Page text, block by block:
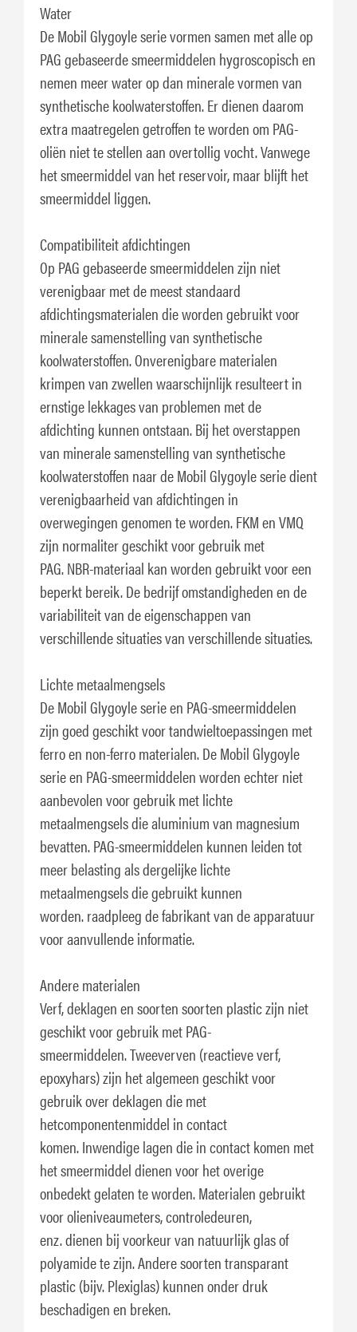
Water
De Mobil Glygoyle serie vormen samen met alle op
PAG gebaseerde smeermiddelen hygroscopisch en
nemen meer water op dan minerale vormen van
synthetische koolwaterstoffen. Er dienen daarom
extra maatregelen getroffen te worden om PAG-
oliën niet te stellen aan overtollig vocht. Vanwege
het smeermiddel van het reservoir, maar blijft het
smeermiddel liggen.
Compatibiliteit afdichtingen
Op PAG gebaseerde smeermiddelen zijn niet
verenigbaar met de meest standaard
afdichtingsmaterialen die worden gebruikt voor
minerale samenstelling van synthetische
koolwaterstoffen. Onverenigbare materialen
krimpen van zwellen waarschijnlijk resulteert in
ernstige lekkages van problemen met de
afdichting kunnen ontstaan. Bij het overstappen
van minerale samenstelling van synthetische
koolwaterstoffen naar de Mobil Glygoyle serie dient
verenigbaarheid van afdichtingen in
overwegingen genomen te worden. FKM en VMQ
zijn normaliter geschikt voor gebruik met
PAG. NBR-materiaal kan worden gebruikt voor een
beperkt bereik. De bedrijf omstandigheden en de
variabiliteit van de eigenschappen van
verschillende situaties van verschillende situaties.
Lichte metaalmengsels
De Mobil Glygoyle serie en PAG-smeermiddelen
zijn goed geschikt voor tandwieltoepassingen met
ferro en non-ferro materialen. De Mobil Glygoyle
serie en PAG-smeermiddelen worden echter niet
aanbevolen voor gebruik met lichte
metaalmengsels die aluminium van magnesium
bevatten. PAG-smeermiddelen kunnen leiden tot
meer belasting als dergelijke lichte
metaalmengsels die gebruikt kunnen
worden. raadpleeg de fabrikant van de apparatuur
voor aanvullende informatie.
Andere materialen
Verf, deklagen en soorten soorten plastic zijn niet
geschikt voor gebruik met PAG-
smeermiddelen. Tweeverven (reactieve verf,
epoxyhars) zijn het algemeen geschikt voor
gebruik over deklagen die met
hetcomponentenmiddel in contact
komen. Inwendige lagen die in contact komen met
het smeermiddel dienen voor het overige
onbedekt gelaten te worden. Materialen gebruikt
voor olieniveaumeters, controledeuren,
enz. dienen bij voorkeur van natuurlijk glas of
polyamide te zijn. Andere soorten transparant
plastic (bijv. Plexiglas) kunnen onder druk
beschadigen en breken.